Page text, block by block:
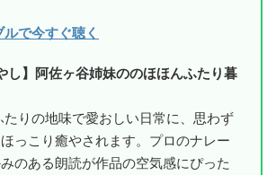
で今すぐ聴く
し】阿佐ヶ谷姉妹ののほほんふたり暮
りの地味で愛おしい日常に、思わず
っこり癒やされます。プロのナレー
のある朗読が作品の空気感にぴった